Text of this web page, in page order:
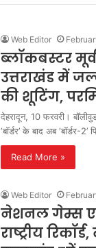
Web Editor
ब्लॉकबस्टर
उत्तराखंड में
की शूटिंग,
देहरादून, 10 फरवरी।
‘बॉर्डर’ के बाद अब ‘बॉर्डर-
Read More »
Web Editor
नेशनल गेम्स
राष्ट्रीय